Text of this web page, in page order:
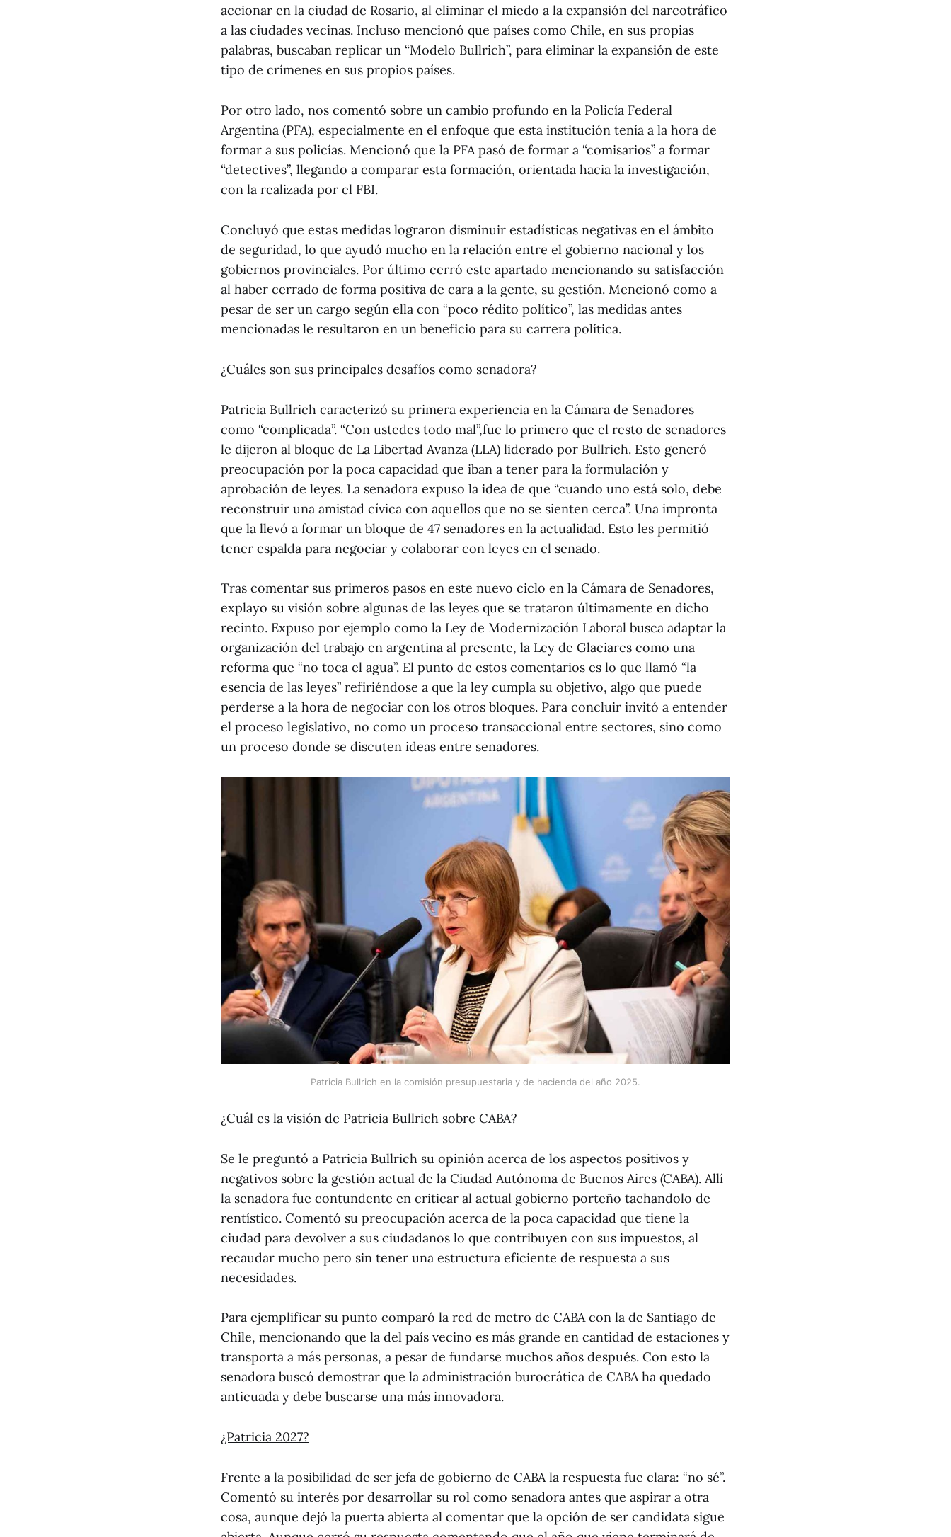
accionar en la ciudad de Rosario, al eliminar el miedo a la expansión del narcotráfico
a las ciudades vecinas. Incluso mencionó que países como Chile, en sus propias
palabras, buscaban replicar un “Modelo Bullrich”, para eliminar la expansión de este
tipo de crímenes en sus propios países.
Por otro lado, nos comentó sobre un cambio profundo en la Policía Federal
Argentina (PFA), especialmente en el enfoque que esta institución tenía a la hora de
formar a sus policías. Mencionó que la PFA pasó de formar a “comisarios” a formar
“detectives”, llegando a comparar esta formación, orientada hacia la investigación,
con la realizada por el FBI.
Concluyó que estas medidas lograron disminuir estadísticas negativas en el ámbito
de seguridad, lo que ayudó mucho en la relación entre el gobierno nacional y los
gobiernos provinciales. Por último cerró este apartado mencionando su satisfacción
al haber cerrado de forma positiva de cara a la gente, su gestión. Mencionó como a
pesar de ser un cargo según ella con “poco rédito político”, las medidas antes
mencionadas le resultaron en un beneficio para su carrera política.
¿Cuáles son sus principales desafíos como senadora?
Patricia Bullrich caracterizó su primera experiencia en la Cámara de Senadores
como “complicada”. “Con ustedes todo mal”,fue lo primero que el resto de senadores
le dijeron al bloque de La Libertad Avanza (LLA) liderado por Bullrich. Esto generó
preocupación por la poca capacidad que iban a tener para la formulación y
aprobación de leyes. La senadora expuso la idea de que “cuando uno está solo, debe
reconstruir una amistad cívica con aquellos que no se sienten cerca”. Una impronta
que la llevó a formar un bloque de 47 senadores en la actualidad. Esto les permitió
tener espalda para negociar y colaborar con leyes en el senado.
Tras comentar sus primeros pasos en este nuevo ciclo en la Cámara de Senadores,
explayo su visión sobre algunas de las leyes que se trataron últimamente en dicho
recinto. Expuso por ejemplo como la Ley de Modernización Laboral busca adaptar la
organización del trabajo en argentina al presente, la Ley de Glaciares como una
reforma que “no toca el agua”. El punto de estos comentarios es lo que llamó “la
esencia de las leyes” refiriéndose a que la ley cumpla su objetivo, algo que puede
perderse a la hora de negociar con los otros bloques. Para concluir invitó a entender
el proceso legislativo, no como un proceso transaccional entre sectores, sino como
un proceso donde se discuten ideas entre senadores.
Patricia Bullrich en la comisión presupuestaria y de hacienda del año 2025.
¿Cuál es la visión de Patricia Bullrich sobre CABA?
Se le preguntó a Patricia Bullrich su opinión acerca de los aspectos positivos y
negativos sobre la gestión actual de la Ciudad Autónoma de Buenos Aires (CABA). Allí
la senadora fue contundente en criticar al actual gobierno porteño tachandolo de
rentístico. Comentó su preocupación acerca de la poca capacidad que tiene la
ciudad para devolver a sus ciudadanos lo que contribuyen con sus impuestos, al
recaudar mucho pero sin tener una estructura eficiente de respuesta a sus
necesidades.
Para ejemplificar su punto comparó la red de metro de CABA con la de Santiago de
Chile, mencionando que la del país vecino es más grande en cantidad de estaciones y
transporta a más personas, a pesar de fundarse muchos años después. Con esto la
senadora buscó demostrar que la administración burocrática de CABA ha quedado
anticuada y debe buscarse una más innovadora.
¿Patricia 2027?
Frente a la posibilidad de ser jefa de gobierno de CABA la respuesta fue clara: “no sé”.
Comentó su interés por desarrollar su rol como senadora antes que aspirar a otra
cosa, aunque dejó la puerta abierta al comentar que la opción de ser candidata sigue